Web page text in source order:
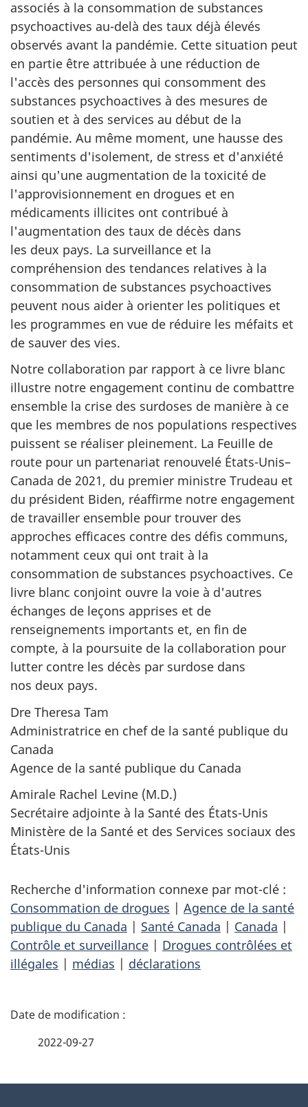
associés à la consommation de substances
psychoactives au-delà des taux déjà élevés
observés avant la pandémie. Cette situation peut
en partie être attribuée à une réduction de
l'accès des personnes qui consomment des
substances psychoactives à des mesures de
soutien et à des services au début de la
pandémie. Au même moment, une hausse des
sentiments d'isolement, de stress et d'anxiété
ainsi qu'une augmentation de la toxicité de
l'approvisionnement en drogues et en
médicaments illicites ont contribué à
l'augmentation des taux de décès dans
les deux pays. La surveillance et la
compréhension des tendances relatives à la
consommation de substances psychoactives
peuvent nous aider à orienter les politiques et
les programmes en vue de réduire les méfaits et
de sauver des vies.
Notre collaboration par rapport à ce livre blanc
illustre notre engagement continu de combattre
ensemble la crise des surdoses de manière à ce
que les membres de nos populations respectives
puissent se réaliser pleinement. La Feuille de
route pour un partenariat renouvelé États-Unis–
Canada de 2021, du premier ministre Trudeau et
du président Biden, réaffirme notre engagement
de travailler ensemble pour trouver des
approches efficaces contre des défis communs,
notamment ceux qui ont trait à la
consommation de substances psychoactives. Ce
livre blanc conjoint ouvre la voie à d'autres
échanges de leçons apprises et de
renseignements importants et, en fin de
compte, à la poursuite de la collaboration pour
lutter contre les décès par surdose dans
nos deux pays.
Dre Theresa Tam
Administratrice en chef de la santé publique du
Canada
Agence de la santé publique du Canada
Amirale Rachel Levine (M.D.)
Secrétaire adjointe à la Santé des États-Unis
Ministère de la Santé et des Services sociaux des
États-Unis
Recherche d'information connexe par mot-clé :
Consommation de drogues | Agence de la santé
publique du Canada | Santé Canada | Canada |
Contrôle et surveillance | Drogues contrôlées et
illégales | médias | déclarations
D
2022-09-27